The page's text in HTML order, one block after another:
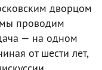
дворцом
проводим
— на одном
от шести лет,